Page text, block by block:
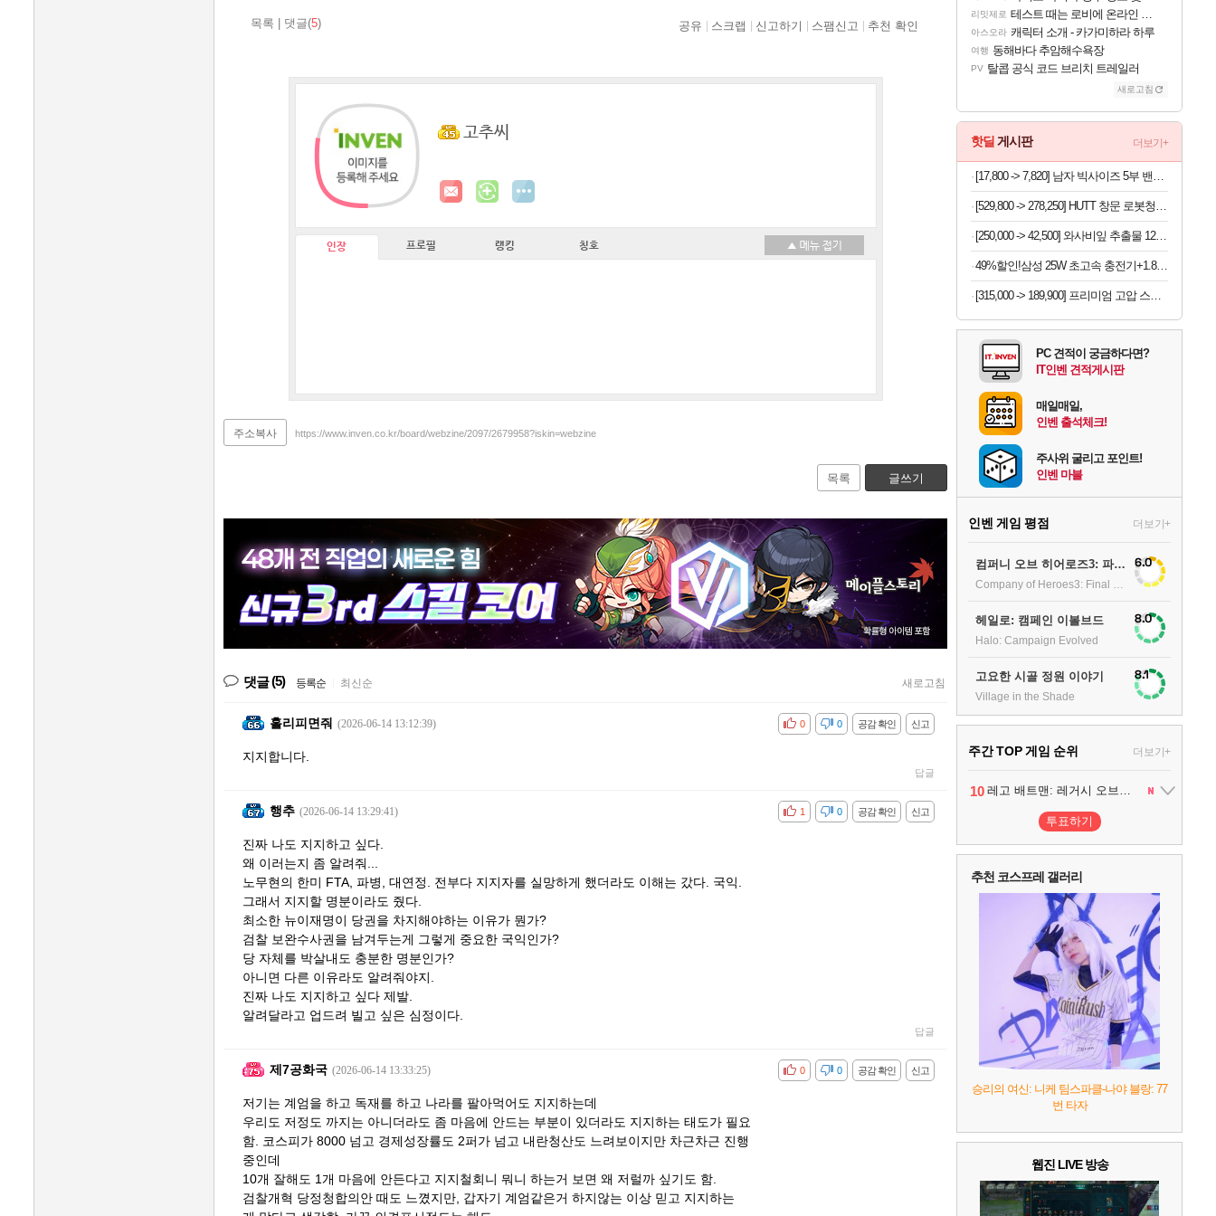
목록 | 댓글(5) 공유 스크랩 신고하기 스팸신고 추천 확인
고추씨
인장 프로필 랭킹 칭호
주소복사 https://www.inven.co.kr/board/webzine/2097/2679958?iskin=webzine
목록 글쓰기
댓글(5) 등록순 최신순 새로고침
홀리피면줘 (2026-06-14 13:12:39) 신고
공감 확인
비공감 0
0
지지합니다.
답글
행추 (2026-06-14 13:29:41) 신고
공감 확인
비공감 0
1
진짜 나도 지지하고 싶다.
왜 이러는지 좀 알려줘...
노무현의 한미 FTA, 파병, 대연정. 전부다 지지자를 실망하게 했더라도 이해는 갔다. 국익.
그래서 지지할 명분이라도 줬다.
최소한 뉴이재명이 당권을 차지해야하는 이유가 뭔가?
검찰 보완수사권을 남겨두는게 그렇게 중요한 국익인가?
당 자체를 박살내도 충분한 명분인가?
아니면 다른 이유라도 알려줘야지.
진짜 나도 지지하고 싶다 제발.
알려달라고 업드려 빌고 싶은 심정이다.
답글
제7공화국 (2026-06-14 13:33:25) 신고
공감 확인
비공감 0
0
저기는 계엄을 하고 독재를 하고 나라를 팔아먹어도 지지하는데
우리도 저정도 까지는 아니더라도 좀 마음에 안드는 부분이 있더라도 지지하는 태도가 필요
함. 코스피가 8000 넘고 경제성장률도 2퍼가 넘고 내란청산도 느려보이지만 차근차근 진행
중인데
10개 잘해도 1개 마음에 안든다고 지지철회니 뭐니 하는거 보면 왜 저럴까 싶기도 함.
검찰개혁 당정청합의안 때도 느꼈지만, 갑자기 계엄같은거 하지않는 이상 믿고 지지하는
리밋제로 테스트 때는 로비에 온라인 기능이 있는데
아스오라 캐릭터 소개 - 카가미하라 하루
여행 동해바다 추암해수욕장
PV 탈콥 공식 코드 브리치 트레일러
새로고침
핫딜 게시판 더보기+
[17,800 -> 7,820] 남자 빅사이즈 5부 밴딩바지
[529,800 -> 278,250] HUTT 창문 로봇청소기 + 리필 걸레 세트
[250,000 -> 42,500] 와사비잎 추출물 120정 x 2개
49%할인!삼성 25W 초고속 충전기+1.8M케이블+갤럭시 고속 무선충전기
[315,000 -> 189,900] 프리미엄 고압 스팀 청소기 4BAR 초고압 1.6 대용량
PC 견적이 궁금하다면?
IT인벤 견적게시판
매일매일,
인벤 출석체크!
주사위 굴리고 포인트!
인벤 마블
인벤 게임 평점 더보기+
컴퍼니 오브 히어로즈3: 파이널 스탠드 6.0
헤일로: 캠페인 이볼브드
Halo: Campaign Evolved
8.0
고요한 시골 정원 이야기
Village in the Shade
8.1
주간 TOP 게임 순위 더보기+
1 팰월드
3 프로야구스피리츠2026 2
4 드래곤소드 : 어웨이크닝
블라인드 삼국 1
1
리듬 천국 미라클 스타즈 2
헤일로: 캠페인 이볼브드 2
캡틴 츠바사 2 월드 파이터즈
레고 배트맨: 레거시 오브 더 다크 나이트
투표하기
추천 코스프레 갤러리
승리의 여신: 니케 팀스파클-나야 블랑: 77
번 타자
웹진 LIVE 방송